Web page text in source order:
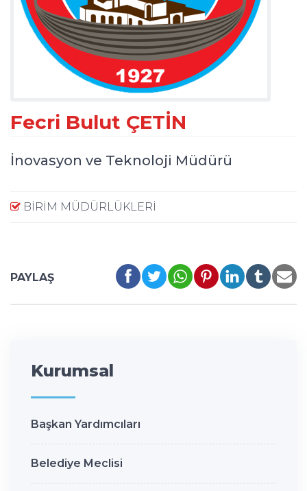
Fecri Bulut ÇETİN
İnovasyon ve Teknoloji Müdürü
BIRIM MÜDÜRLÜKLERI
PAYLAŞ
Kurumsal
Başkan Yardımcıları
Belediye Meclisi